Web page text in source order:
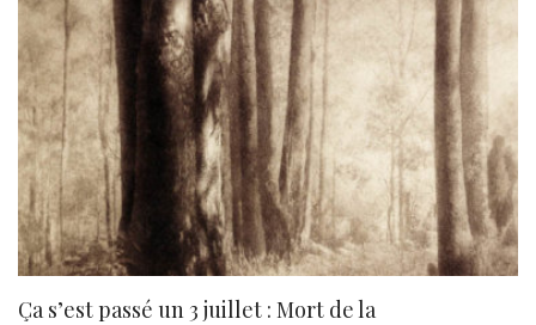
Ça s’est passé un 3 juillet : Mort de la